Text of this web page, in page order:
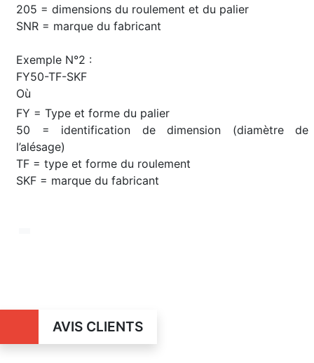
205 = dimensions du roulement et du palier
SNR = marque du fabricant
Exemple N°2 :
FY50-TF-SKF
Où
FY = Type et forme du palier
50 = identification de dimension (diamètre de
l’alésage)
TF = type et forme du roulement
SKF = marque du fabricant
AVIS CLIENTS